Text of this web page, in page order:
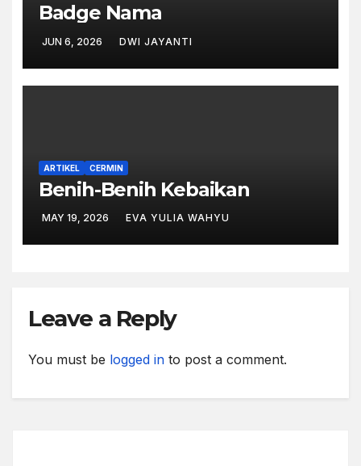
Badge Nama
JUN 6, 2026 DWI JAYANTI
ARTIKEL CERMIN
Benih-Benih Kebaikan
MAY 19, 2026 EVA YULIA WAHYU
Leave a Reply
You must be logged in to post a comment.